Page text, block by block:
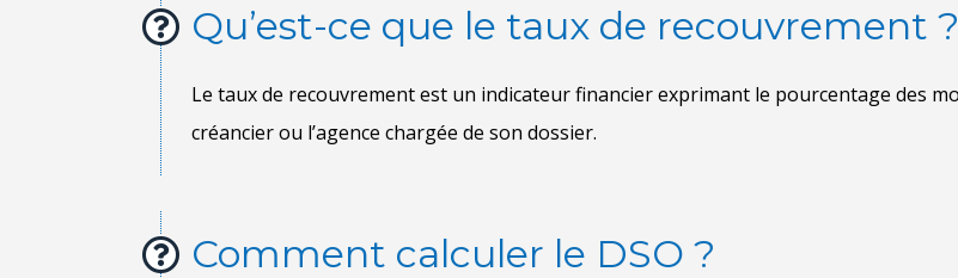
Qu’est-ce que le taux de recouvrement ?
Comment calculer le DSO ?